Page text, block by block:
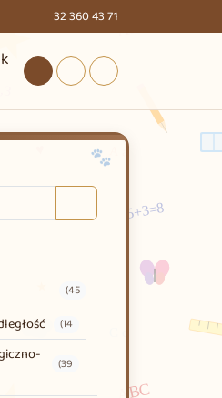
32 360 43 71
Tryb dziennyTryb nocnyTryb wysokiego
(45
(14
(39